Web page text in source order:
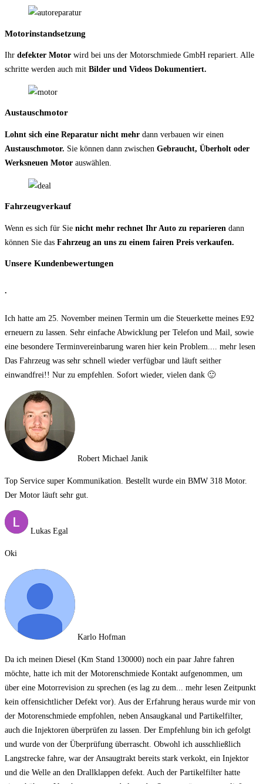
Motorinstandsetzung
Ihr defekter Motor wird bei uns der Motorschmiede GmbH repariert. Alle
schritte werden auch mit Bilder und Videos Dokumentiert.
Austauschmotor
Lohnt sich eine Reparatur nicht mehr dann verbauen wir einen
Austauschmotor. Sie können dann zwischen Gebraucht, Überholt oder
Werksneuen Motor auswählen.
Fahrzeugverkauf
Wenn es sich für Sie nicht mehr rechnet Ihr Auto zu reparieren dann
können Sie das Fahrzeug an uns zu einem fairen Preis verkaufen.
Unsere Kundenbewertungen
.
Ich hatte am 25. November meinen Termin um die Steuerkette meines E92
erneuern zu lassen. Sehr einfache Abwicklung per Telefon und Mail, sowie
eine besondere Terminvereinbarung waren hier kein Problem.... mehr lesen
Das Fahrzeug was sehr schnell wieder verfügbar und läuft seither
einwandfrei!! Nur zu empfehlen. Sofort wieder, vielen dank 🙂
Robert Michael Janik
Top Service super Kommunikation. Bestellt wurde ein BMW 318 Motor.
Der Motor läuft sehr gut.
Lukas Egal
Oki
Karlo Hofman
Da ich meinen Diesel (Km Stand 130000) noch ein paar Jahre fahren
möchte, hatte ich mit der Motorenschmiede Kontakt aufgenommen, um
über eine Motorrevision zu sprechen (es lag zu dem ... mehr lesen Zeitpunkt
kein offensichtlicher Defekt vor). Aus der Erfahrung heraus wurde mir von
der Motorenschmiede empfohlen, neben Ansaugkanal und Partikelfilter,
auch die Injektoren überprüfen zu lassen. Der Empfehlung bin ich gefolgt
und wurde von der Überprüfung überrascht. Obwohl ich ausschließlich
Langstrecke fahre, war der Ansaugtrakt bereits stark verkokt, ein Injektor
und die Welle an den Drallklappen defekt. Auch der Partikelfilter hatte